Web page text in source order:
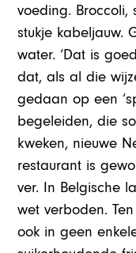
voeding. Broccoli,
stukje kabeljauw.
water. ‘Dat is
dat, als al die
gedaan op een
begeleiden, die
kweken, nieuwe
restaurant is
ver. In Belgische
wet verboden.
ook in geen